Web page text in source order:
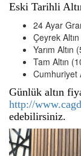
Eski Tarihli
24 Ayar
Çeyrek
Yarım Altın
Tam Altın
Cumhuriyet
Günlük altın
http://
edebilirsiniz.